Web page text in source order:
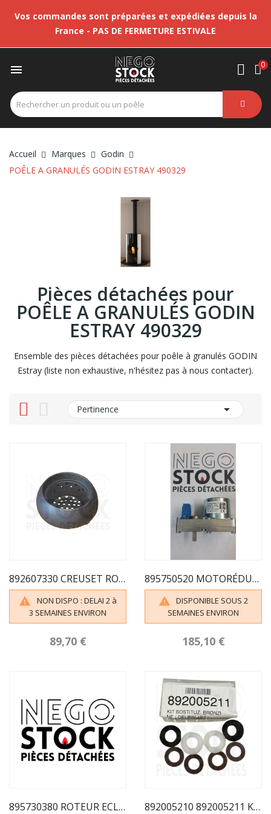
Vos commandes sont préparées et expédiées depuis la
France - PAS DE FERMETURE ESTIVALE
 0
Accueil Marques
Godin
POÊLE A GRANULÉS GODIN ESTRAY 490329
Pièces détachées pour
POÊLE A GRANULÉS GODIN
ESTRAY 490329
Ensemble des pièces détachées pour poêle à granulés GODIN
Estray (liste non exhaustive, n'hésitez pas à nous contacter).
Pertinence 
892607330 CREUSET ROND PALAZZETTI

NON DISPO : DELAI 2 à
3 SEMAINES ENVIRON
89,70 €
895750520 MOTORÉDUCTEUR 1RPM PALAZZETTI

DISPONIBLE SOUS 2
SEMAINES ENVIRON
185,10 €
895730380 ROTEUR ECLUSE 892005210 892005211 KIT BAGUES COMPLET PALAZZETTI